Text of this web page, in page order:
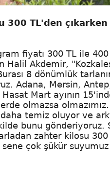
300 TL'den
fiyatı 300 TL ile 400
Halil Akdemir,
8 dönümlük
Adana, Mersin,
Mart ayının
olmazsa
temiz oluyor ve
bunu
zahter kilosu 300
çok şükür